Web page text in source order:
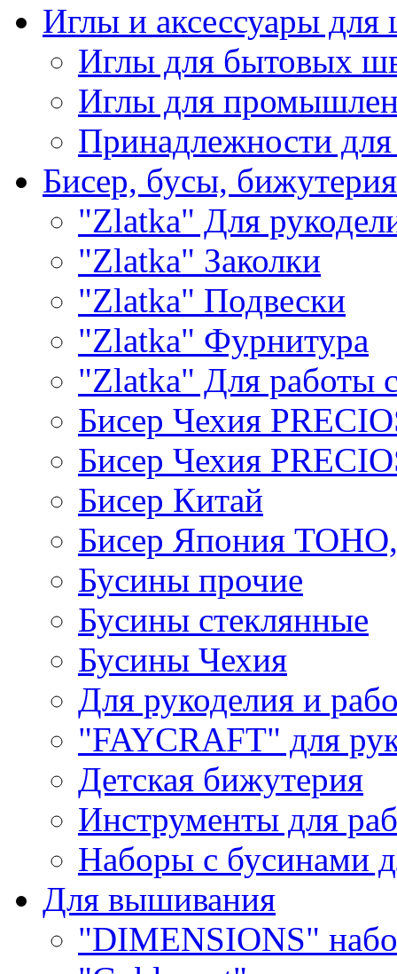
Иглы и аксессуары
Иглы для бытовых
Иглы для
Принадлежности
Бисер, бусы, бижутерия
"Zlatka" Для
"Zlatka" Заколки
"Zlatka" Подвески
"Zlatka" Фурнитура
"Zlatka" Для работы
Бисер Чехия
Бисер Чехия
Бисер Китай
Бисер Япония
Бусины прочие
Бусины стеклянные
Бусины Чехия
Для рукоделия и
"FAYCRAFT" для
Детская бижутерия
Инструменты для
Наборы с бусинами
Для вышивания
"DIMENSIONS"